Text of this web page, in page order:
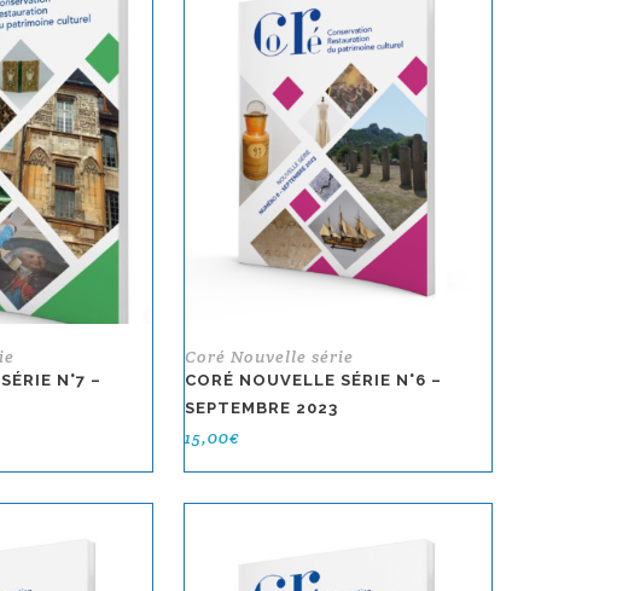
N°7 –
Coré Nouvelle série
CORÉ NOUVELLE SÉRIE N°6 –
SEPTEMBRE 2023
15,00€